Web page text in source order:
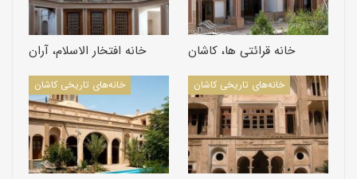
خانه افتخار‌ الاسلام، آران خانه قرائتی‌ ها، کاشان
خانه‌های تاریخی کاشان خانه‌های تاریخی کاشان